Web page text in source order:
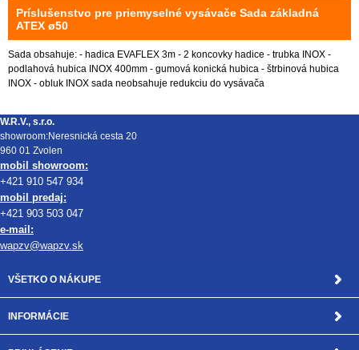
Príslušenstvo pre priemyselné vysávače Sada základná
ATEX ø50
Sada obsahuje: - hadica EVAFLEX 3m - 2 koncovky hadice - trubka INOX -
podlahová hubica INOX 400mm - gumová konická hubica - štrbinová hubica
INOX - obluk INOX sada neobsahuje redukciu do vysávača
W.R.V., s.r.o.
showroom:Neresnická cesta 20
960 01 Zvolen
mobil showroom:
+421 910 547 934
mobil predaj:
+421 903 503 047
e-mail:
wapzv@wapzv.sk
VŠETKO O NÁKUPE
INFORMÁCIE